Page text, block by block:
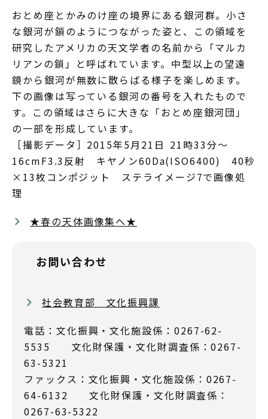
おとめ座とかみのけ座の境界にある銀河群。小さ
な銀河が鎖のようにつながった姿と、この領域を
研究したアメリカの天文学者の名前から「マルカ
リアンの鎖」と呼ばれています。中型以上の望遠
鏡から銀河が無数に散らばる様子を楽しめます。
下の画像は写っている銀河の番号を入れたもので
す。この領域はさらに大きな「おとめ座銀河団」
の一部を形成しています。
［撮影データ］2015年5月21日 21時33分～
16cmF3.3反射 キヤノン60Da(ISO6400) 40秒
×13枚コンポジット ステライメージ7で画像処
理
★春の天体画像集へ★
お問い合わせ
社会教育部 文化振興課
電話：文化振興・文化施設係：0267-62-
5535 文化財保護・文化財調査係：0267-
63-5321
ファックス：文化振興・文化施設係：0267-
64-6132 文化財保護・文化財調査係：
0267-63-5322